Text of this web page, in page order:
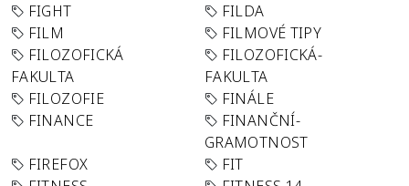
FIGHT
FILDA
FILM
FILMOVÉ TIPY
FILOZOFICKÁ
FAKULTA
FILOZOFICKÁ-
FAKULTA
FILOZOFIE
FINÁLE
FINANCE
FINANČNÍ-
GRAMOTNOST
FIREFOX
FIT